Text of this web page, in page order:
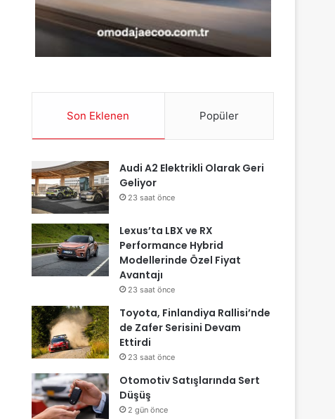
Son Eklenen Popüler
Audi A2 Elektrikli Olarak Geri
Geliyor
23 saat önce
Lexus’ta LBX ve RX
Performance Hybrid
Modellerinde Özel Fiyat
Avantajı
23 saat önce
Toyota, Finlandiya Rallisi’nde
de Zafer Serisini Devam
Ettirdi
23 saat önce
Otomotiv Satışlarında Sert
Düşüş
2 gün önce